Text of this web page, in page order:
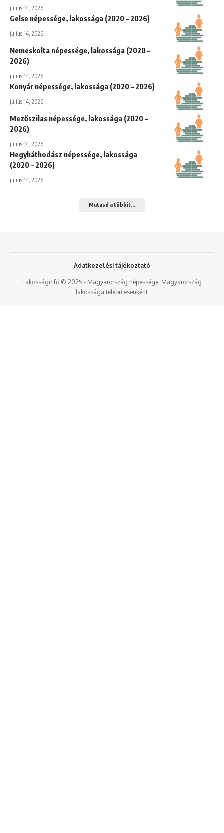
július 14, 2026
Gelse népessége, lakossága (2020 – 2026)
július 14, 2026
Nemeskolta népessége, lakossága (2020 –
2026)
július 14, 2026
Konyár népessége, lakossága (2020 – 2026)
július 14, 2026
Mezőszilas népessége, lakossága (2020 –
2026)
július 14, 2026
Hegyháthodász népessége, lakossága
(2020 – 2026)
július 14, 2026
Mutasd a többit...
Lakosságinfó © 2025 - Magyarország népessége, Magyarország
lakossága településenként
Adatkezelési tájékoztató